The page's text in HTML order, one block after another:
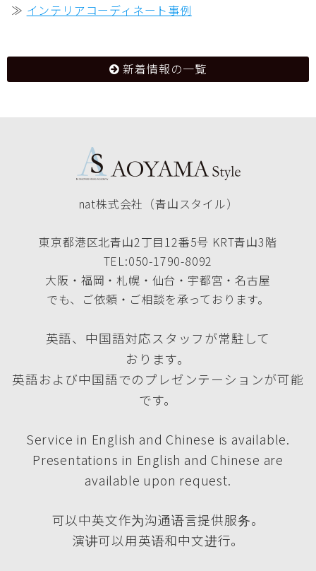
≫ インテリアコーディネート事例
新着情報の一覧
nat株式会社（青山スタイル）
東京都港区北青山2丁目12番5号 KRT青山3階
TEL:050-1790-8092
大阪・福岡・札幌・仙台・宇都宮・名古屋
でも、ご依頼・ご相談を承っております。
英語、中国語対応スタッフが常駐して
おります。
英語および中国語でのプレゼンテーションが可能
です。
Service in English and Chinese is available.
Presentations in English and Chinese are
available upon request.
可以中英文作为沟通语言提供服务。
演讲可以用英语和中文进行。